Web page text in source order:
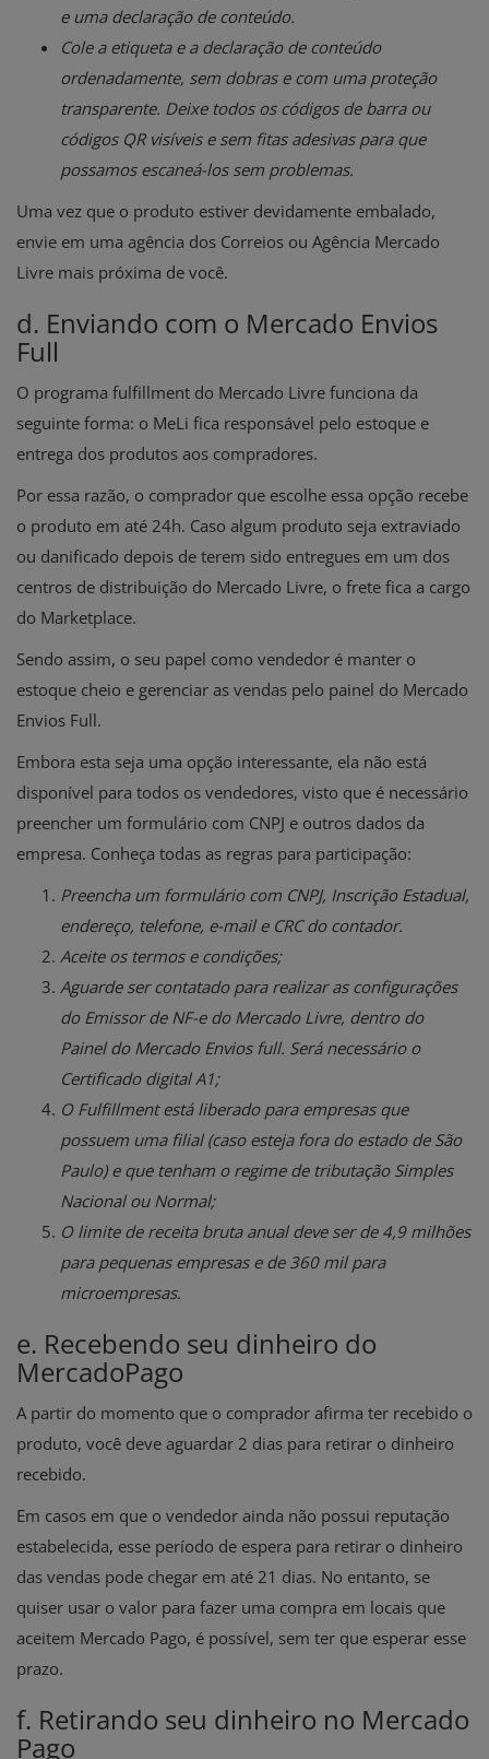
e uma declaração de conteúdo.
Cole a etiqueta e a declaração de conteúdo
ordenadamente, sem dobras e com uma proteção
transparente. Deixe todos os códigos de barra ou
códigos QR visíveis e sem fitas adesivas para que
possamos escaneá-los sem problemas.
Uma vez que o produto estiver devidamente embalado,
envie em uma agência dos Correios ou Agência Mercado
Livre mais próxima de você.
d. Enviando com o Mercado Envios
Full
O programa fulfillment do Mercado Livre funciona da
seguinte forma: o MeLi fica responsável pelo estoque e
entrega dos produtos aos compradores.
Por essa razão, o comprador que escolhe essa opção recebe
o produto em até 24h. Caso algum produto seja extraviado
ou danificado depois de terem sido entregues em um dos
centros de distribuição do Mercado Livre, o frete fica a cargo
do Marketplace.
Sendo assim, o seu papel como vendedor é manter o
estoque cheio e gerenciar as vendas pelo painel do Mercado
Envios Full.
Embora esta seja uma opção interessante, ela não está
disponível para todos os vendedores, visto que é necessário
preencher um formulário com CNPJ e outros dados da
empresa. Conheça todas as regras para participação:
Preencha um formulário com CNPJ, Inscrição Estadual,
endereço, telefone, e-mail e CRC do contador.
Aceite os termos e condições;
Aguarde ser contatado para realizar as configurações
do Emissor de NF-e do Mercado Livre, dentro do
Painel do Mercado Envios full. Será necessário o
Certificado digital A1;
O Fulfillment está liberado para empresas que
possuem uma filial (caso esteja fora do estado de São
Paulo) e que tenham o regime de tributação Simples
Nacional ou Normal;
O limite de receita bruta anual deve ser de 4,9 milhões
para pequenas empresas e de 360 mil para
microempresas.
e. Recebendo seu dinheiro do
MercadoPago
A partir do momento que o comprador afirma ter recebido o
produto, você deve aguardar 2 dias para retirar o dinheiro
recebido.
Em casos em que o vendedor ainda não possui reputação
estabelecida, esse período de espera para retirar o dinheiro
das vendas pode chegar em até 21 dias. No entanto, se
quiser usar o valor para fazer uma compra em locais que
aceitem Mercado Pago, é possível, sem ter que esperar esse
prazo.
f. Retirando seu dinheiro no Mercado
Pago